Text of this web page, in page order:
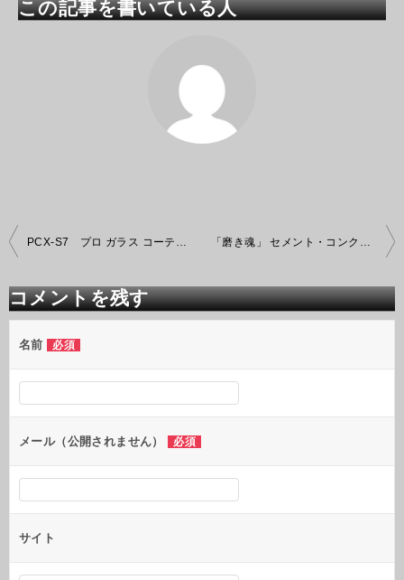
この記事を書いている人
投
稿
ビ
ゲ
ー
シ
ン
コメントを残す
名前 必須
メール（公開されません） 必須
サイト